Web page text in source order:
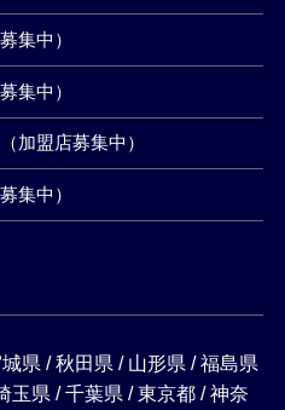
集中）
集中）
加盟店募集中）
集中）
県 / 秋田県 / 山形県 / 福島県
玉県 / 千葉県 / 東京都 / 神奈